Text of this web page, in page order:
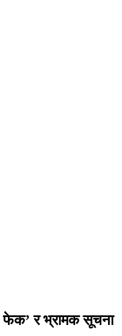
फेक’ र भ्रामक सूचना